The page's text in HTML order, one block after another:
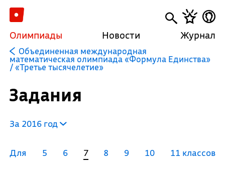
Олимпиады Новости Журнал
Объединенная международная
математическая олимпиада «Формула Единства»
/ «Третье тысячелетие»
Задания
За 2016 год
Для 5 6 7 8 9 10 11 классов